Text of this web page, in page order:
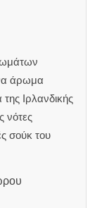
άρωμα
Ιρλανδικής
νότες
σούκ του